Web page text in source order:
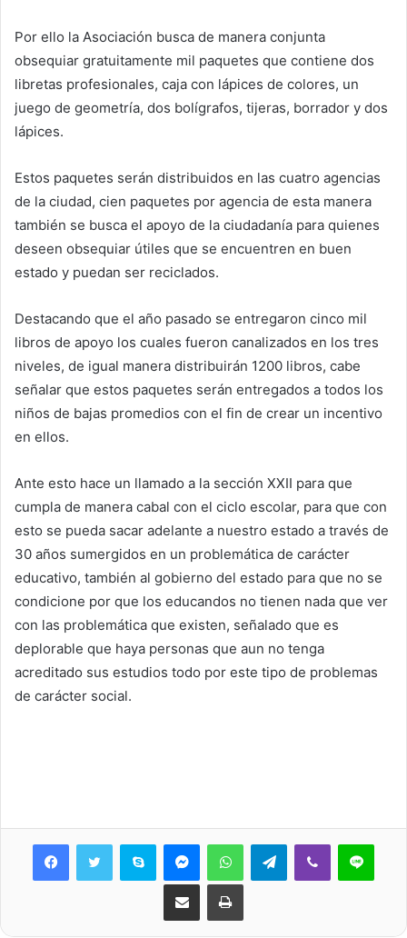
Por ello la Asociación busca de manera conjunta
obsequiar gratuitamente mil paquetes que contiene dos
libretas profesionales, caja con lápices de colores, un
juego de geometría, dos bolígrafos, tijeras, borrador y dos
lápices.
Estos paquetes serán distribuidos en las cuatro agencias
de la ciudad, cien paquetes por agencia de esta manera
también se busca el apoyo de la ciudadanía para quienes
deseen obsequiar útiles que se encuentren en buen
estado y puedan ser reciclados.
Destacando que el año pasado se entregaron cinco mil
libros de apoyo los cuales fueron canalizados en los tres
niveles, de igual manera distribuirán 1200 libros, cabe
señalar que estos paquetes serán entregados a todos los
niños de bajas promedios con el fin de crear un incentivo
en ellos.
Ante esto hace un llamado a la sección XXII para que
cumpla de manera cabal con el ciclo escolar, para que con
esto se pueda sacar adelante a nuestro estado a través de
30 años sumergidos en un problemática de carácter
educativo, también al gobierno del estado para que no se
condicione por que los educandos no tienen nada que ver
con las problemática que existen, señalado que es
deplorable que haya personas que aun no tenga
acreditado sus estudios todo por este tipo de problemas
de carácter social.
Skype MessengerWhatsAppTelegramViber Line
Share via Email Print